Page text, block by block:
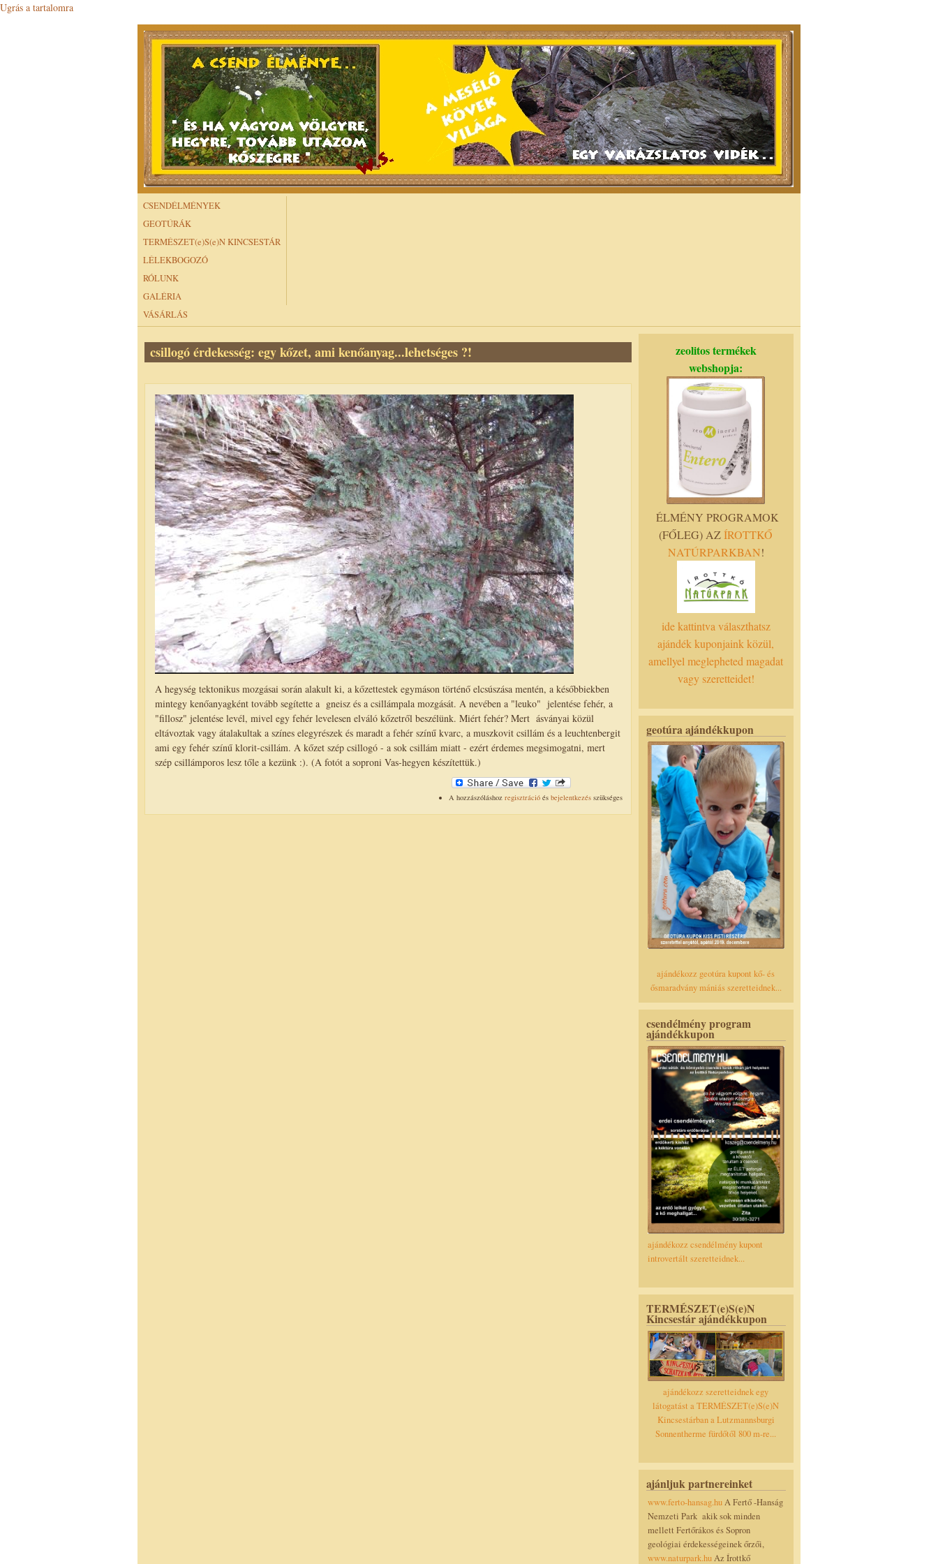
Ugrás a tartalomra
CSENDÉLMÉNYEK
GEOTÚRÁK
TERMÉSZET(e)S(e)N KINCSESTÁR
LÉLEKBOGOZÓ
RÓLUNK
GALÉRIA
VÁSÁRLÁS
csillogó érdekesség: egy kőzet, ami kenőanyag...lehetséges ?!
A hegység tektonikus mozgásai során alakult ki, a kőzettestek egymáson történő elcsúszása mentén, a későbbiekben
mintegy kenőanyagként tovább segítette a gneisz és a csillámpala mozgását. A nevében a "leuko" jelentése fehér, a
"fillosz" jelentése levél, mivel egy fehér levelesen elváló kőzetről beszélünk. Miért fehér? Mert ásványai közül
eltávoztak vagy átalakultak a színes elegyrészek és maradt a fehér színű kvarc, a muszkovit csillám és a leuchtenbergit
ami egy fehér színű klorit-csillám. A kőzet szép csillogó - a sok csillám miatt - ezért érdemes megsimogatni, mert
szép csillámporos lesz tőle a kezünk :). (A fotót a soproni Vas-hegyen készítettük.)
A hozzászóláshoz regisztrációés bejelentkezésszükséges
zeolitos termékek
webshopja:
ÉLMÉNY PROGRAMOK
(FŐLEG) AZÍROTTKŐ
NATÚRPARKBAN!
ide kattintva választhatsz
ajándék kuponjaink közül,
amellyel meglepheted magadat
vagy szeretteidet!
geotúra ajándékkupon
ajándékozz geotúra kupont kő- és
ősmaradvány mániás szeretteidnek...
csendélmény program
ajándékkupon
ajándékozz csendélmény kupont
introvertált szeretteidnek...
TERMÉSZET(e)S(e)N
Kincsestár ajándékkupon
ajándékozz szeretteidnek egy
látogatást a TERMÉSZET(e)S(e)N
Kincsestárban a Lutzmannsburgi
Sonnentherme fürdőtől 800 m-re...
ajánljuk partnereinket
www.ferto-hansag.huA Fertő -Hanság
Nemzeti Park akik sok minden
mellett Fertőrákos és Sopron
geológiai érdekességeinek őrzői,
www.naturpark.huAz Írottkő